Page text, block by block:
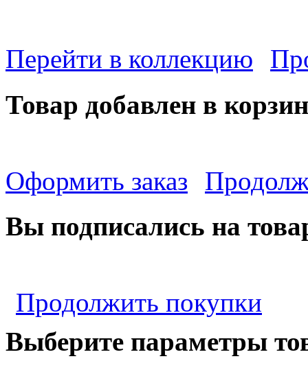
Перейти в коллекцию
Товар добавлен в
Оформить заказ
Вы подписались на
Продолжить покупки
Выберите параметры